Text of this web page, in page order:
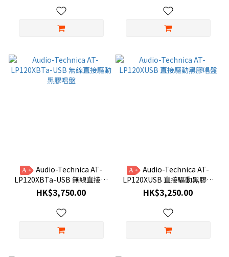
A
LP120XBTa-USB 無線直接驅
動黑膠唱盤
HK$3,750.00
A
LP120XUSB 直接驅動黑膠唱
盤
HK$3,250.00